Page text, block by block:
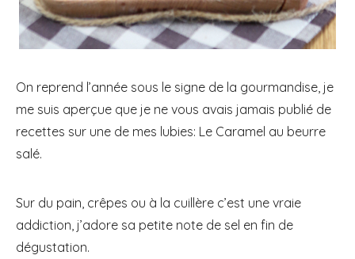
On reprend l’année sous le signe de la gourmandise, je
me suis aperçue que je ne vous avais jamais publié de
recettes sur une de mes lubies: Le Caramel au beurre
salé.
Sur du pain, crêpes ou à la cuillère c’est une vraie
addiction, j’adore sa petite note de sel en fin de
dégustation.